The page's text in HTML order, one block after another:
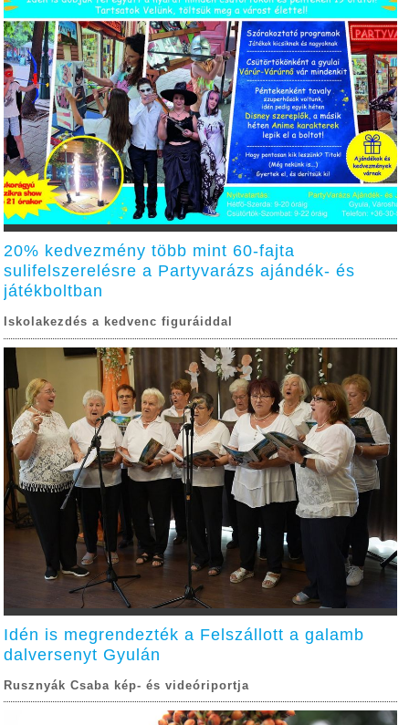
20% kedvezmény több mint 60-fajta
sulifelszerelésre a Partyvarázs ajándék- és
játékboltban
Iskolakezdés a kedvenc figuráiddal
Idén is megrendezték a Felszállott a galamb
dalversenyt Gyulán
Rusznyák Csaba kép- és videóriportja